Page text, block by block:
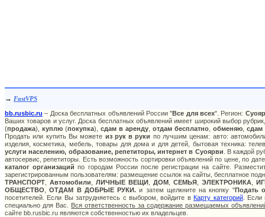
→ FastVPS
bb.rusbic.ru – Доска бесплатных объявлений России "Все для всех". Регион:
Ваших товаров и услуг. Доска бесплатных объявлений имеет широкий выбор
(продажа), куплю (покупка), сдам в аренду отдам бесплатно обменяю сдам
Продать или купить Вы можете из рук в руки по лучшим ценам: авто:
изделия, косметика, мебель, товары для дома и для детей, бытовая техника:
услуги населению, образование, репетиторы, интернет в Суоярви . В каждой
автосервис, репетиторы. Есть возможность сортировки объявлений по цене, по
каталог организаций по городам России после регистрации на сайте.
зарегистрированным пользователям: размещение ссылок на сайты, бесплатное
ТРАНСПОРТ
Автомобили ЛИЧНЫЕ ВЕЩИ ДОМ СЕМЬЯ ЭЛЕКТРОНИКА
ОБЩЕСТВО ,ОТДАМ В ДОБРЫЕ РУКИ. и затем щелкните на кнопку "Подать
посетителей. Если Вы затрудняетесь с выбором, войдите вКарту категорий. Если
специально для Вас. Вся ответственность за содержание размещаемых
сайте bb.rusbic.ru являются собственностью их владельцев.